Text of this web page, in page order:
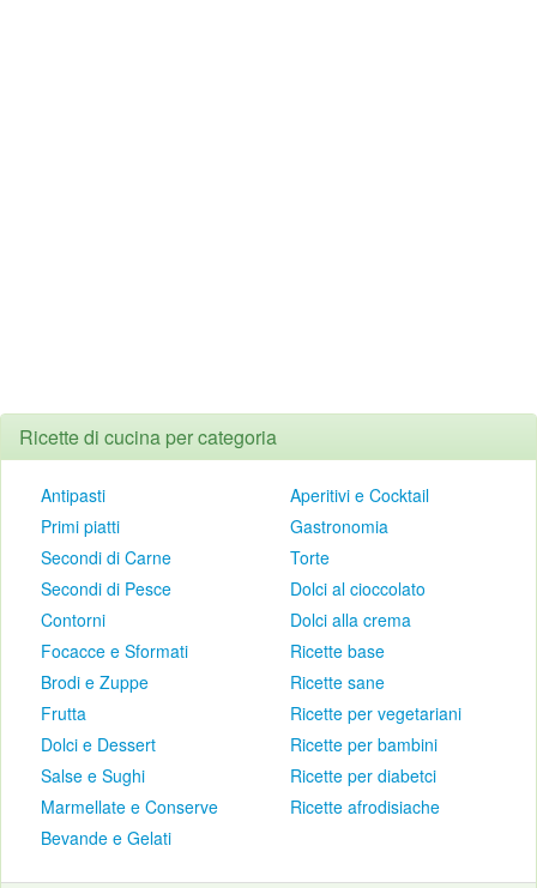
Ricette di cucina per categoria
Antipasti
Primi piatti
Secondi di Carne
Secondi di Pesce
Contorni
Focacce e Sformati
Brodi e Zuppe
Frutta
Dolci e Dessert
Salse e Sughi
Marmellate e Conserve
Bevande e Gelati
Aperitivi e Cocktail
Gastronomia
Torte
Dolci al cioccolato
Dolci alla crema
Ricette base
Ricette sane
Ricette per vegetariani
Ricette per bambini
Ricette per diabetci
Ricette afrodisiache